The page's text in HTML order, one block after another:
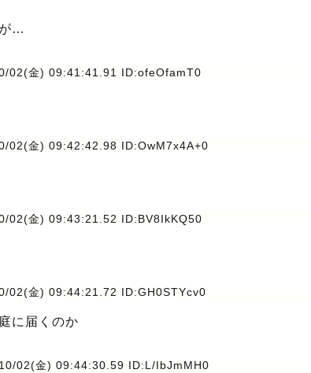
…
02(金) 09:41:41.91 ID:ofeOfamT0
02(金) 09:42:42.98 ID:OwM7x4A+0
02(金) 09:43:21.52 ID:BV8IkKQ50
02(金) 09:44:21.72 ID:GH0STYcv0
に届くのか
02(金) 09:44:30.59 ID:L/IbJmMH0